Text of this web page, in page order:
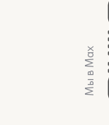
Мы в Max